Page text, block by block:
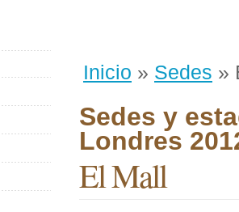
Inicio » Sedes »
Sedes y
Londres
El Mall